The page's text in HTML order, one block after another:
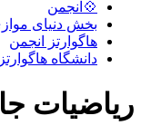
💠انجمن
بخش دنیای
هاگوارتز انجمن
دانشگاه هاگوارتز
ریاضیات